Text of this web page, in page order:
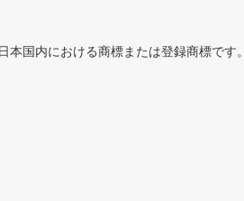
国内における商標または登録商標です。